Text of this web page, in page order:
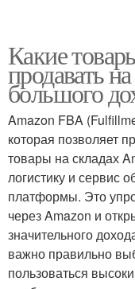
Какие
продавать
большого
Amazon FBA
которая позволяет
товары на складах
логистику и сервис
платформы. Это
через Amazon и
значительного
важно правильно
пользоваться